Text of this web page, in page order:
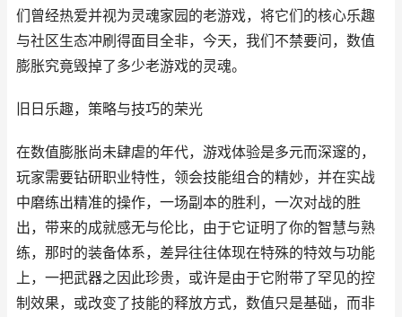
们曾经热爱并视为灵魂家园的老游戏，将它们的核心乐趣
与社区生态冲刷得面目全非，今天，我们不禁要问，数值
膨胀究竟毁掉了多少老游戏的灵魂。
旧日乐趣，策略与技巧的荣光
在数值膨胀尚未肆虐的年代，游戏体验是多元而深邃的，
玩家需要钻研职业特性，领会技能组合的精妙，并在实战
中磨练出精准的操作，一场副本的胜利，一次对战的胜
出，带来的成就感无与伦比，由于它证明了你的智慧与熟
练，那时的装备体系，差异往往体现在特殊的特效与功能
上，一把武器之因此珍贵，或许是由于它附带了罕见的控
制效果，或改变了技能的释放方式，数值只是基础，而非